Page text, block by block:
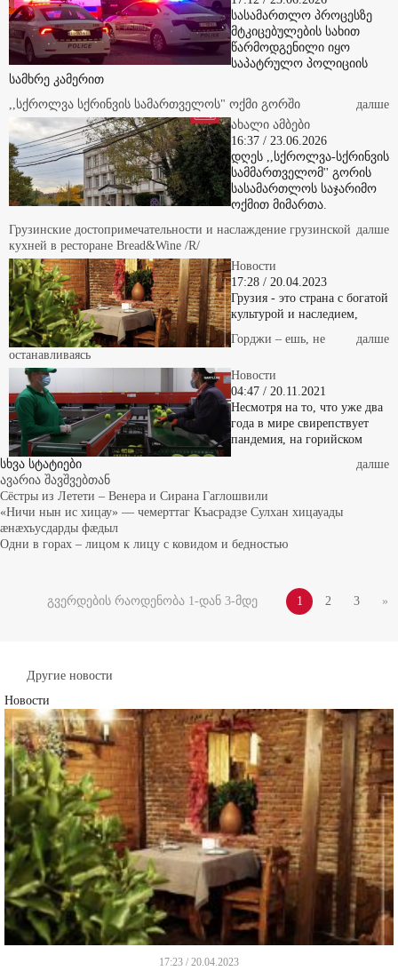
სასამართლო პროცესზე
მტკიცებულების სახით
წარმოდგენილი იყო
საპატრულო პოლიციის
სამხრე კამერით
далше
,,სქროლვა სქრინვის სამართველოს" ოქმი გორში
ახალი ამბები
16:37 / 23.06.2026
დღეს ,,სქროლვა-სქრინვის
სამმართველომ'' გორის
სასამართლოს საჯარიმო
ოქმით მიმართა.
далше
Грузинские достопримечательности и наслаждение грузинской
кухней в ресторане Bread&Wine /R/
Новости
17:28 / 20.04.2023
Грузия - это страна с богатой
культурой и наследием,
далше
Горджи – ешь, не
останавливаясь
Новости
04:47 / 20.11.2021
Несмотря на то, что уже два
года в мире свирепствует
пандемия, на горийском
далше
სხვა სტატიები
ავარია შავშვებთან
Сёстры из Летети – Венера и Сирана Гаглошвили
«Ничи нын ис хицау» — чемерттаг Къасрадзе Сулхан хицауады
æнæхъусдарды фæдыл
Одни в горах – лицом к лицу с ковидом и бедностью
1 2 3 »
გვერდების რაოდენობა 1-დან 3-მდე
Другие новости
Новости
17:23 / 20.04.2023